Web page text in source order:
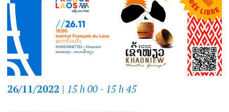
26/11/2022 | 15 h 00 - 15 h 45